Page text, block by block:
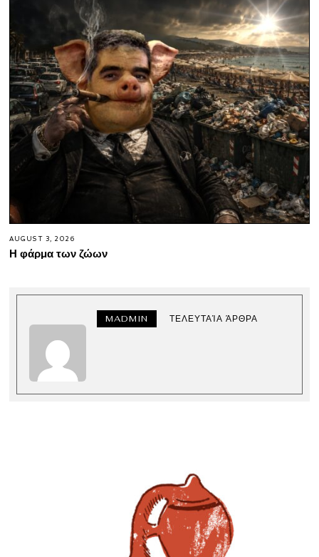
AUGUST 3, 2026
Η φάρμα των ζώων
MADMIN ΤΕΛΕΥΤΑΊΑ ΆΡΘΡΑ